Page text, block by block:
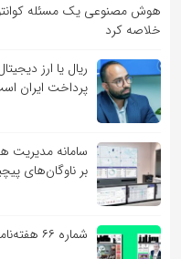
خلاصه کرد
ریال یا ارز
پرداخت ایران
سامانه مدیریت
بر ناوگان‌های
شماره ۶۶ هفته‌نامه کارنگ و رمزارز شماره ۳۶ منتشر شد